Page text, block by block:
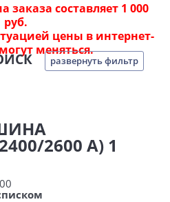
составляет 1 000
руб.
цены в интернет-
меняться.
развернуть фильтр
2600 А) 1